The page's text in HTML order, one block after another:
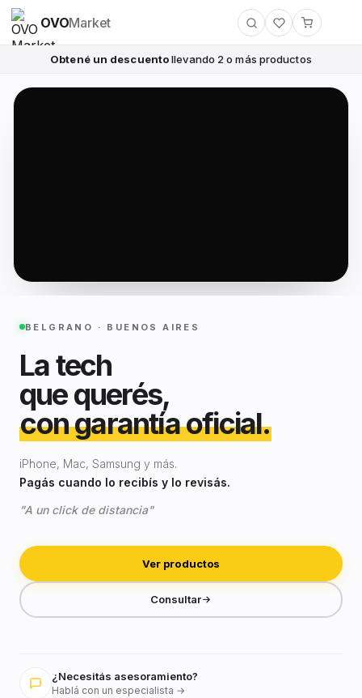
OVOMarket
Obtené un descuentollevando 2 o más productos
BELGRANO · BUENOS AIRES
La tech
que querés,
con garantía oficial.
iPhone, Mac, Samsung y más.
Pagás cuando lo recibís y lo revisás.
"A un click de distancia"
Ver productos
Consultar
¿Necesitás asesoramiento?
Hablá con un especialista →